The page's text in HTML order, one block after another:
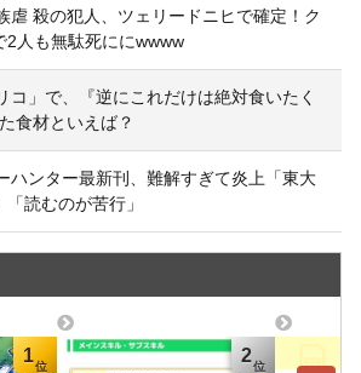
虐 殺の犯人、ツェリードニヒで確定！ク
2人も無駄死ににwwww
コ」で、『逆にこれだけは絶対食いたく
食材といえば？
ハンター最新刊、難解すぎて炎上「東大
読むのが苦行」
1 2